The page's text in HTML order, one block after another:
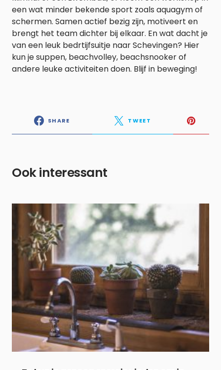
een wat minder bekende sport zoals aquagym of
schermen. Samen actief bezig zijn, motiveert en
brengt het team dichter bij elkaar. En wat dacht je
van een leuk bedrtijfsuitje naar Schevingen? Hier
kun je suppen, beachvolley, beachsnooker of
andere leuke activiteiten doen. Blijf in beweging!
SHARE TWEET
Ook interessant